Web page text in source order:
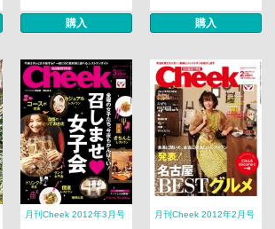
購入 購入
月刊Cheek 2012年3月号 月刊Cheek 2012年2月号